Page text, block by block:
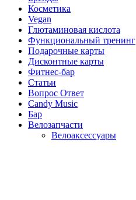
Косметика
Vegan
Глютаминовая кислота
Функциональный тренинг
Подарочные карты
Дисконтные карты
Фитнес-бар
Статьи
Вопрос Ответ
Candy Music
Бар
Велозапчасти
Велоаксессуары